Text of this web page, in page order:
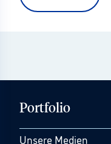
Portfolio
Unsere Medien